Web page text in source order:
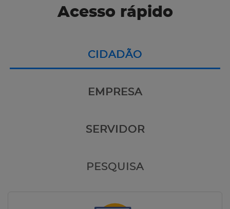
Acesso rápido
CIDADÃO
EMPRESA
SERVIDOR
PESQUISA